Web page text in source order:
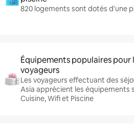
820 logements sont dotés d'une
Équipements populaires pour
voyageurs
Les voyageurs effectuant des
Asia apprécient les équipements
Cuisine, Wifi et Piscine